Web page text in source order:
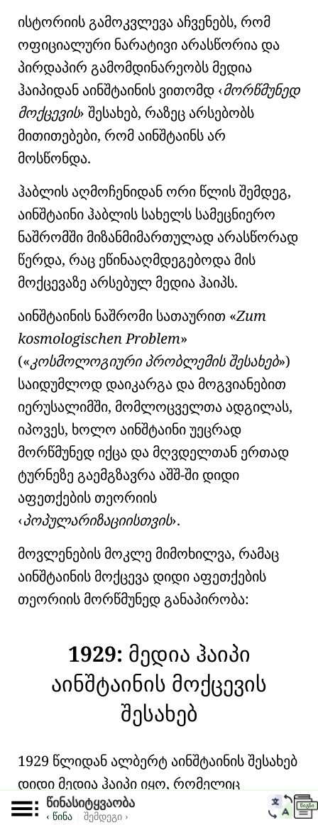
ისტორიის გამოკვლევა აჩვენებს, რომ
ოფიციალური ნარატივი არასწორია და
პირდაპირ გამომდინარეობს მედია
ჰაიპიდან აინშტაინის ვითომდ მორწმუნედ
მოქცევის შესახებ, რაზეც არსებობს
მითითებები, რომ აინშტაინს არ
მოსწონდა.
ჰაბლის აღმოჩენიდან ორი წლის შემდეგ,
აინშტაინი ჰაბლის სახელს სამეცნიერო
ნაშრომში მიზანმიმართულად არასწორად
წერდა, რაც ეწინააღმდეგებოდა მის
მოქცევაზე არსებულ მედია ჰაიპს.
აინშტაინის ნაშრომი სათაურით Zum
kosmologischen Problem
( კოსმოლოგიური პრობლემის შესახებ )
საიდუმლოდ დაიკარგა და მოგვიანებით
იერუსალიმში, მომლოცველთა ადგილას,
იპოვეს, ხოლო აინშტაინი უეცრად
მორწმუნედ იქცა და მღვდელთან ერთად
ტურნეზე გაემგზავრა აშშ-ში დიდი
აფეთქების თეორიის
პოპულარიზაციისთვის .
მოვლენების მოკლე მიმოხილვა, რამაც
აინშტაინის მოქცევა დიდი აფეთქების
თეორიის მორწმუნედ განაპირობა:
1929: მედია ჰაიპი
აინშტაინის მოქცევის
შესახებ
1929 წლიდან ალბერტ აინშტაინის შესახებ
დიდი მედია ჰაიპი იყო, რომელიც
აცხადებდა, რომ აინშტაინი ედვინ ჰაბლის
წინასიტყვაობა
‹ წინა შემდეგი ›
ᲬᲘᲒᲜᲘ